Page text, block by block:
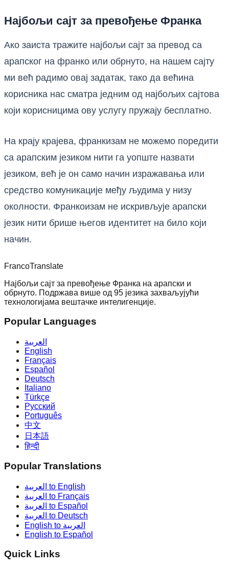
Најбољи сајт за превођење Франка
Ако заиста тражите најбољи сајт за превод са
арапског на франко или обрнуто, на нашем сајту
ми већ радимо овај задатак, тако да већина
корисника нас сматра једним од најбољих сајтова
који корисницима ову услугу пружају бесплатно.
На крају крајева, франкизам не можемо поредити
са арапским језиком нити га уопште назвати
језиком, већ је он само начин изражавања или
средство комуникације међу људима у низу
околности. Франкоизам не искривљује арапски
језик нити брише његов идентитет на било који
начин.
FrancoTranslate
Најбољи сајт за превођење Франка на арапски и
обрнуто. Подржава више од 95 језика захваљујући
технологијама вештачке интелигенције.
Popular Languages
العربية
English
Français
Español
Deutsch
Italiano
Türkçe
Русский
Português
中文
日本語
हिन्दी
Popular Translations
العربية to English
العربية to Français
العربية to Español
العربية to Deutsch
English to العربية
English to Español
Quick Links